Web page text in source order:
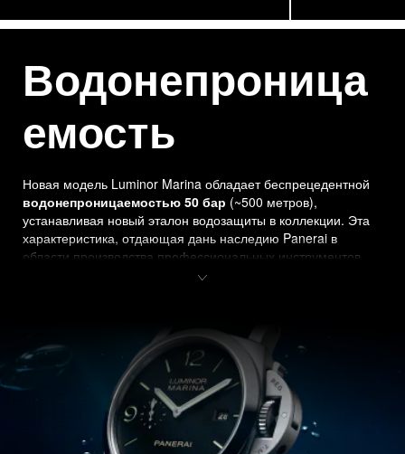
функционального дизайна и подтверждают свой
Водонепроница
емость
Новая модель Luminor Marina обладает беспрецедентной
водонепроницаемостью 50 бар (~500 метров),
устанавливая новый эталон водозащиты в коллекции. Эта
характеристика, отдающая дань наследию Panerai в
области производства профессиональных инструментов
для водолазов, подтверждает абсолютную надежность
(~625 метров), что на 25% превышает заявленный
показатель. Модель Luminor Marina создана для
профессиональных дайверов и поклонников часового
искусства, которые ценят бескомпромиссные
характеристики, закрепившие за этими часами статус
настоящих часов-инструментов.